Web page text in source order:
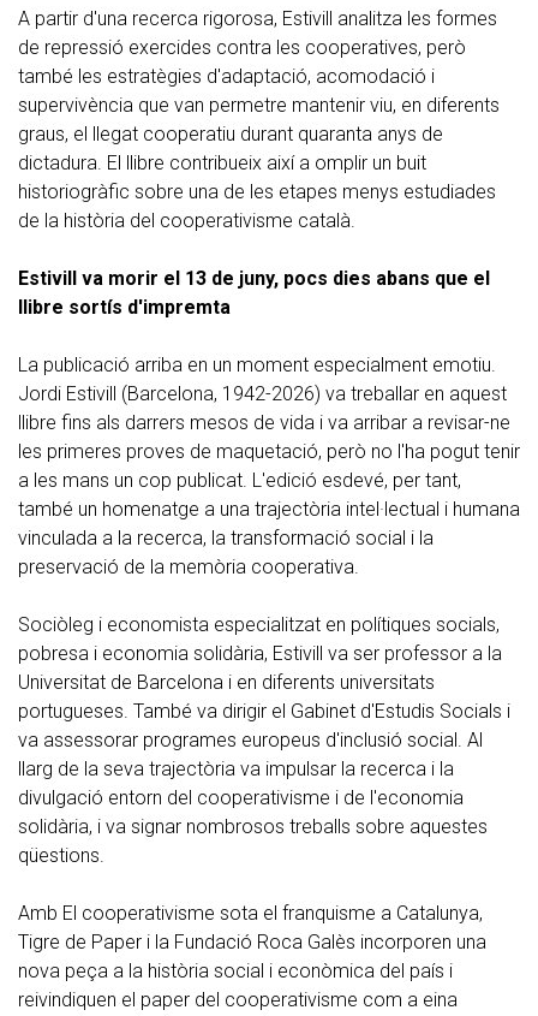
A partir d'una recerca rigorosa, Estivill analitza les formes
de repressió exercides contra les cooperatives, però
també les estratègies d'adaptació, acomodació i
supervivència que van permetre mantenir viu, en diferents
graus, el llegat cooperatiu durant quaranta anys de
dictadura. El llibre contribueix així a omplir un buit
historiogràfic sobre una de les etapes menys estudiades
de la història del cooperativisme català.
Estivill va morir el 13 de juny, pocs dies abans que el
llibre sortís d'impremta
La publicació arriba en un moment especialment emotiu.
Jordi Estivill (Barcelona, 1942-2026) va treballar en aquest
llibre fins als darrers mesos de vida i va arribar a revisar-ne
les primeres proves de maquetació, però no l'ha pogut tenir
a les mans un cop publicat. L'edició esdevé, per tant,
també un homenatge a una trajectòria intel·lectual i humana
vinculada a la recerca, la transformació social i la
preservació de la memòria cooperativa.
Sociòleg i economista especialitzat en polítiques socials,
pobresa i economia solidària, Estivill va ser professor a la
Universitat de Barcelona i en diferents universitats
portugueses. També va dirigir el Gabinet d'Estudis Socials i
va assessorar programes europeus d'inclusió social. Al
llarg de la seva trajectòria va impulsar la recerca i la
divulgació entorn del cooperativisme i de l'economia
solidària, i va signar nombrosos treballs sobre aquestes
qüestions.
Amb El cooperativisme sota el franquisme a Catalunya,
Tigre de Paper i la Fundació Roca Galès incorporen una
nova peça a la història social i econòmica del país i
reivindiquen el paper del cooperativisme com a eina